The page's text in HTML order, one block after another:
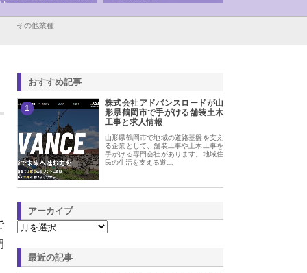
その他業種
おすすめ記事
1
株式会社アドバンスロードが山
形県鶴岡市で手がける舗装土木
工事と求人情報
山形県鶴岡市で地域の道路基盤を支え
る企業として、舗装工事や土木工事を
手がける専門会社があります。地域住
民の生活を支える道…
アーカイブ
最近の記事